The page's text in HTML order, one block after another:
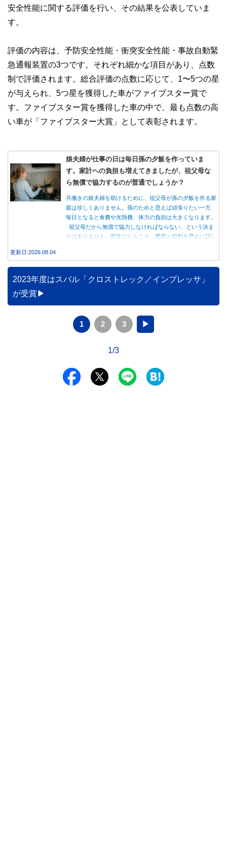
安全性能に関する評価を行い、その結果を公表していま
す。
評価の内容は、予防安全性能・衝突安全性能・事故自動緊
急通報装置の3つです。それぞれ細かな項目があり、点数
制で評価されます。総合評価の点数に応じて、1〜5つの星
が与えられ、5つ星を獲得した車がファイブスター賞で
す。ファイブスター賞を獲得した車の中で、最も点数の高
い車が「ファイブスター大賞」として表彰されます。
娘夫婦が仕事の日は毎日孫の夕飯を作っていま
す。家計への負担も増えてきましたが、祖父母な
ら無償で協力するのが普通でしょうか？
共働きの娘夫婦を助けるために、祖父母が孫の夕飯を作る家
庭は珍しくありません。孫のためと思えば頑張りたい一方、
毎日となると食費や光熱費、体力の負担は大きくなります。
祖父母だから無償で協力しなければならない、という決ま
りはありません。家族だからこそ、費用と役割を早めに話し
更新日:2026.08.04
2023年度はスバル「クロストレック／インプレッサ」
が受賞
1 2 3 ▶
1/3